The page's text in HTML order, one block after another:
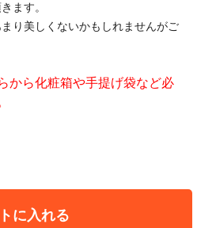
ます。
り美しくないかもしれませんがご
から化粧箱や手提げ袋など必
に入れる